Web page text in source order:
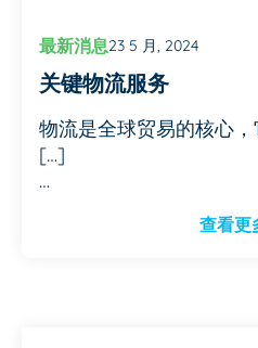
最新消息23 5 月, 2024
关键物流服务
物流是全球贸易的核心
[…]
…
查看更